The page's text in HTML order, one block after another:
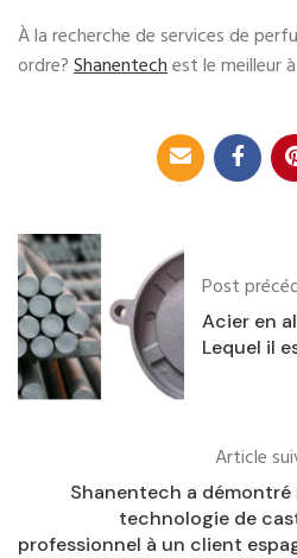
À la recherche de services de
ordre?Shanentechest le meilleur
Post
Acier en
Lequel il
Article
Shanentech a démontré
technologie de
professionnel à un client